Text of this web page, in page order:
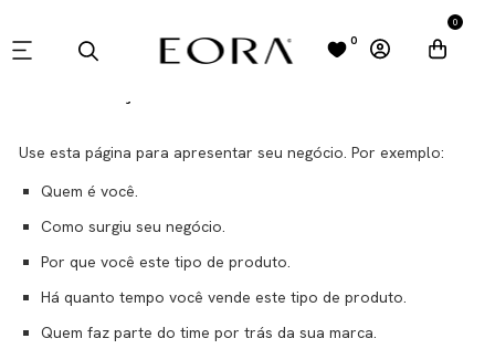
0
0
Use esta página para apresentar seu negócio. Por exemplo:
Quem é você.
Como surgiu seu negócio.
Por que você este tipo de produto.
Há quanto tempo você vende este tipo de produto.
Quem faz parte do time por trás da sua marca.